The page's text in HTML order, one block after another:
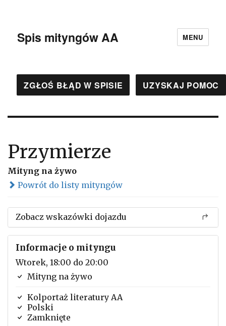
Spis mityngów AA MENU
ZGŁOŚ BŁĄD W SPISIE UZYSKAJ POMOC
Przymierze
Mityng na żywo
Powrót do listy mityngów
Zobacz wskazówki dojazdu
Informacje o mityngu
Wtorek, 18:00 do 20:00
Mityng na żywo
Kolportaż literatury AA
Polski
Zamknięte